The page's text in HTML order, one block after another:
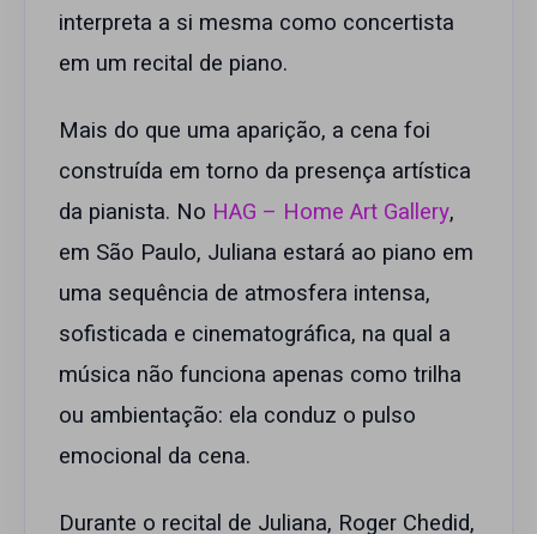
interpreta a si mesma como concertista
em um recital de piano.
Mais do que uma aparição, a cena foi
construída em torno da presença artística
da pianista. No HAG – Home Art Gallery,
em São Paulo, Juliana estará ao piano em
uma sequência de atmosfera intensa,
sofisticada e cinematográfica, na qual a
música não funciona apenas como trilha
ou ambientação: ela conduz o pulso
emocional da cena.
Durante o recital de Juliana, Roger Chedid,